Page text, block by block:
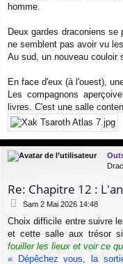
homme.
Deux gardes draconiens
ne semblent pas avoir vu
Au sud, un nouveau couloir
En face d'eux (à l'ouest),
Les compagnons
livres. C'est une salle
Re: Chapitre 12 :
M
s
s
a
g
Sam 2 Mai 2026 14:48
Choix difficile entre suivre
et cette salle aux trésor
fouiller les lieux et voir ce
« Dépêchez vous, la